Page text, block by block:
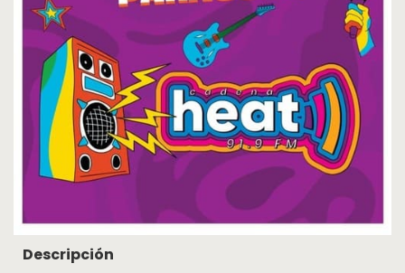
MediaKit
Adherite
Contacto
Descripción